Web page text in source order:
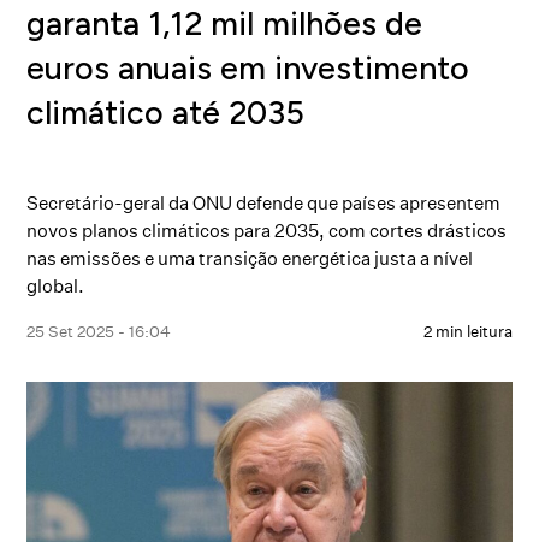
garanta 1,12 mil milhões de
euros anuais em investimento
climático até 2035
Secretário-geral da ONU defende que países apresentem
novos planos climáticos para 2035, com cortes drásticos
nas emissões e uma transição energética justa a nível
global.
25 Set 2025 - 16:04 2 min leitura